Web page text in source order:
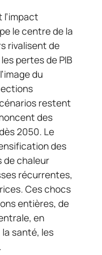
l’impact
le centre de la
rivalisent de
pertes de PIB
du
restent
des
2050. Le
des
de chaleur
récurrentes,
Ces chocs
entières, de
en
santé, les